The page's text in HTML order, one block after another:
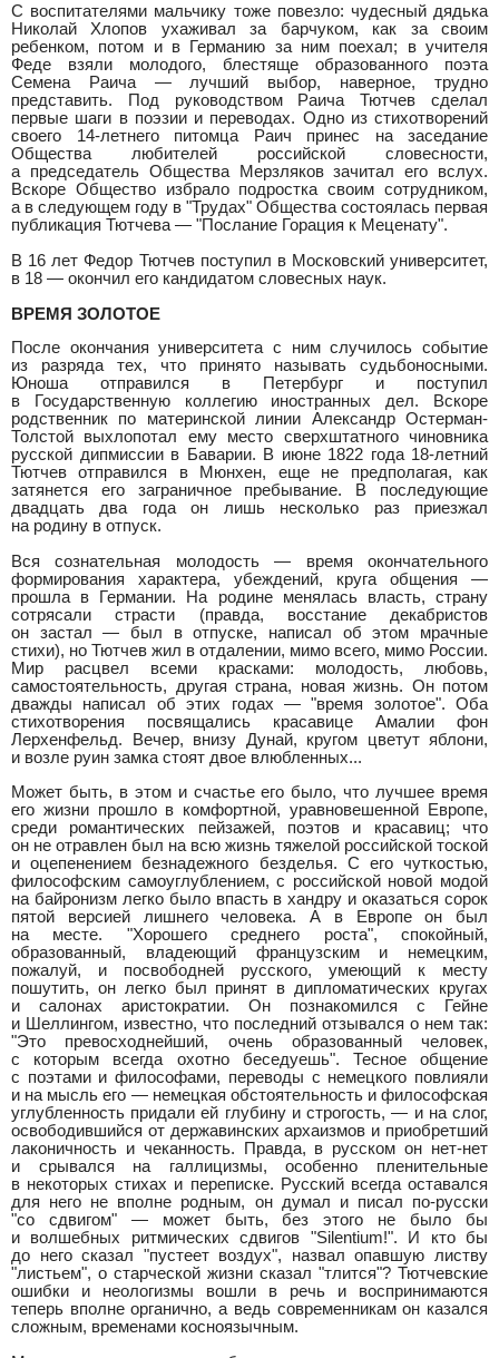
С воспитателями мальчику тоже повезло: чудесный дядька
Николай Хлопов ухаживал за барчуком, как за своим
ребенком, потом и в Германию за ним поехал; в учителя
Феде взяли молодого, блестяще образованного поэта
Семена Раича — лучший выбор, наверное, трудно
представить. Под руководством Раича Тютчев сделал
первые шаги в поэзии и переводах. Одно из стихотворений
своего 14-летнего питомца Раич принес на заседание
Общества любителей российской словесности,
а председатель Общества Мерзляков зачитал его вслух.
Вскоре Общество избрало подростка своим сотрудником,
а в следующем году в "Трудах" Общества состоялась первая
публикация Тютчева — "Послание Горация к Меценату".
В 16 лет Федор Тютчев поступил в Московский университет,
в 18 — окончил его кандидатом словесных наук.
ВРЕМЯ ЗОЛОТОЕ
После окончания университета с ним случилось событие
из разряда тех, что принято называть судьбоносными.
Юноша отправился в Петербург и поступил
в Государственную коллегию иностранных дел. Вскоре
родственник по материнской линии Александр Остерман-
Толстой выхлопотал ему место сверхштатного чиновника
русской дипмиссии в Баварии. В июне 1822 года 18-летний
Тютчев отправился в Мюнхен, еще не предполагая, как
затянется его заграничное пребывание. В последующие
двадцать два года он лишь несколько раз приезжал
на родину в отпуск.
Вся сознательная молодость — время окончательного
формирования характера, убеждений, круга общения —
прошла в Германии. На родине менялась власть, страну
сотрясали страсти (правда, восстание декабристов
он застал — был в отпуске, написал об этом мрачные
стихи), но Тютчев жил в отдалении, мимо всего, мимо России.
Мир расцвел всеми красками: молодость, любовь,
самостоятельность, другая страна, новая жизнь. Он потом
дважды написал об этих годах — "время золотое". Оба
стихотворения посвящались красавице Амалии фон
Лерхенфельд. Вечер, внизу Дунай, кругом цветут яблони,
и возле руин замка стоят двое влюбленных...
Может быть, в этом и счастье его было, что лучшее время
его жизни прошло в комфортной, уравновешенной Европе,
среди романтических пейзажей, поэтов и красавиц; что
он не отравлен был на всю жизнь тяжелой российской тоской
и оцепенением безнадежного безделья. С его чуткостью,
философским самоуглублением, с российской новой модой
на байронизм легко было впасть в хандру и оказаться сорок
пятой версией лишнего человека. А в Европе он был
на месте. "Хорошего среднего роста", спокойный,
образованный, владеющий французским и немецким,
пожалуй, и посвободней русского, умеющий к месту
пошутить, он легко был принят в дипломатических кругах
и салонах аристократии. Он познакомился с Гейне
и Шеллингом, известно, что последний отзывался о нем так:
"Это превосходнейший, очень образованный человек,
с которым всегда охотно беседуешь". Тесное общение
с поэтами и философами, переводы с немецкого повлияли
и на мысль его — немецкая обстоятельность и философская
углубленность придали ей глубину и строгость, — и на слог,
освободившийся от державинских архаизмов и приобретший
лаконичность и чеканность. Правда, в русском он нет-нет
и срывался на галлицизмы, особенно пленительные
в некоторых стихах и переписке. Русский всегда оставался
для него не вполне родным, он думал и писал по-русски
"со сдвигом" — может быть, без этого не было бы
и волшебных ритмических сдвигов "Silentium!". И кто бы
до него сказал "пустеет воздух", назвал опавшую листву
"листьем", о старческой жизни сказал "тлится"? Тютчевские
ошибки и неологизмы вошли в речь и воспринимаются
теперь вполне органично, а ведь современникам он казался
сложным, временами косноязычным.